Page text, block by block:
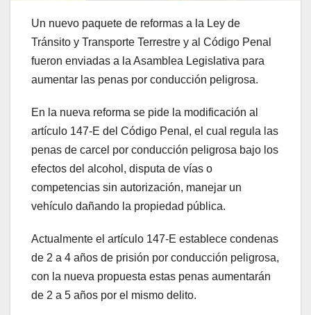
Un nuevo paquete de reformas a la Ley de
Tránsito y Transporte Terrestre y al Código Penal
fueron enviadas a la Asamblea Legislativa para
aumentar las penas por conducción peligrosa.
En la nueva reforma se pide la modificación al
artículo 147-E del Código Penal, el cual regula las
penas de carcel por conducción peligrosa bajo los
efectos del alcohol, disputa de vías o
competencias sin autorización, manejar un
vehículo dañando la propiedad pública.
Actualmente el artículo 147-E establece condenas
de 2 a 4 años de prisión por conducción peligrosa,
con la nueva propuesta estas penas aumentarán
de 2 a 5 años por el mismo delito.